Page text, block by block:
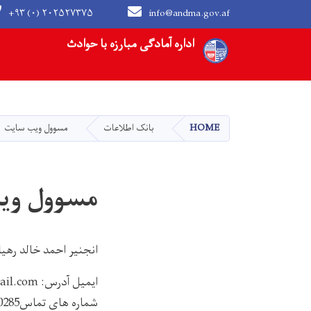
اداره آمادگی مبارزه با حوادث
info@andma.gov.af +۹۳ (۰) ۲۰۲۵۲۷۳۷۵
Main navigation
HOME بانک‌ اطلاعات مسوول ویب سایت
مسوول
انجنیر احمد خالد
ایمیل آدرس: rahyab47@gmail.com
شماره های تماس0772110285 و 0744118656